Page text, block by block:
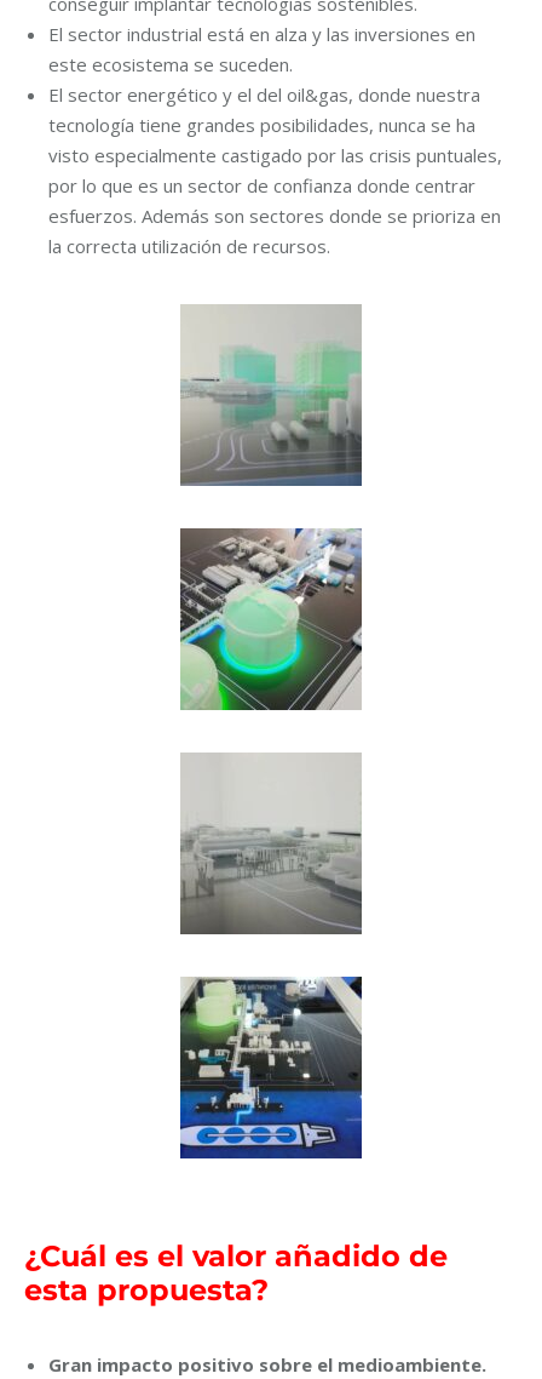
El sector industrial está en alza y las inversiones en
este ecosistema se suceden.
El sector energético y el del oil&gas, donde nuestra
tecnología tiene grandes posibilidades, nunca se ha
visto especialmente castigado por las crisis puntuales,
por lo que es un sector de confianza donde centrar
esfuerzos. Además son sectores donde se prioriza en
la correcta utilización de recursos.
¿Cuál es el valor añadido de
esta propuesta?
Gran impacto positivo sobre el medioambiente.